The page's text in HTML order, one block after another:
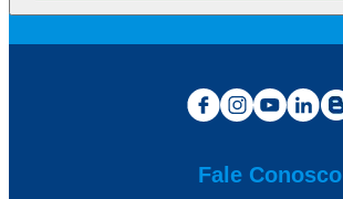
Fale Conosco